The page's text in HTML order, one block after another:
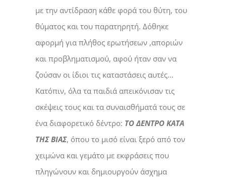
με την αντίδραση κάθε φορά του θύτη, του
θύματος και του παρατηρητή. Δόθηκε
αφορμή για πλήθος ερωτήσεων ,αποριών
και προβληματισμού, αφού ήταν σαν να
ζούσαν οι ίδιοι τις καταστάσεις αυτές…
Κατόπιν, όλα τα παιδιά απεικόνισαν τις
σκέψεις τους και τα συναισθήματά τους σε
ένα διαφορετικό δέντρο: ΤΟ ΔΕΝΤΡΟ ΚΑΤΑ
ΤΗΣ ΒΙΑΣ, όπου το μισό είναι ξερό από τον
χειμώνα και γεμάτο με εκφράσεις που
πληγώνουν και δημιουργούν άσχημα